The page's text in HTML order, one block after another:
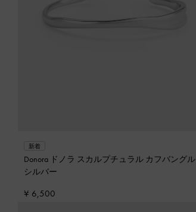
新着
Donora ドノラ スカルプチュラル カフバングル
シルバー
¥ 6,500